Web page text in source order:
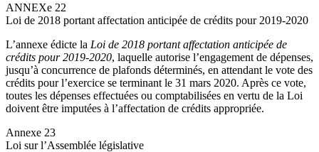
ANNEXe 22
Loi de 2018 portant affectation anticipée de crédits pour 2019-2020
L’annexe édicte la Loi de 2018 portant affectation anticipée de
crédits pour 2019-2020, laquelle autorise l’engagement de dépenses,
jusqu’à concurrence de plafonds déterminés, en attendant le vote des
crédits pour l’exercice se terminant le 31 mars 2020. Après ce vote,
toutes les dépenses effectuées ou comptabilisées en vertu de la Loi
doivent être imputées à l’affectation de crédits appropriée.
Annexe 23
Loi sur l’Assemblée législative